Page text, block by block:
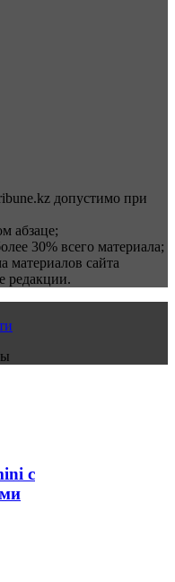
допустимо при
абзаце;
30% всего материала;
материалов сайта
редакции.
с